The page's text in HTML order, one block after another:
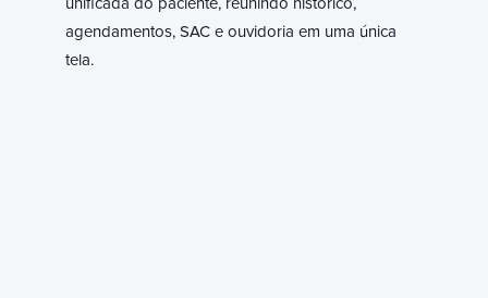
agendamentos, SAC e ouvidoria em uma única
tela.